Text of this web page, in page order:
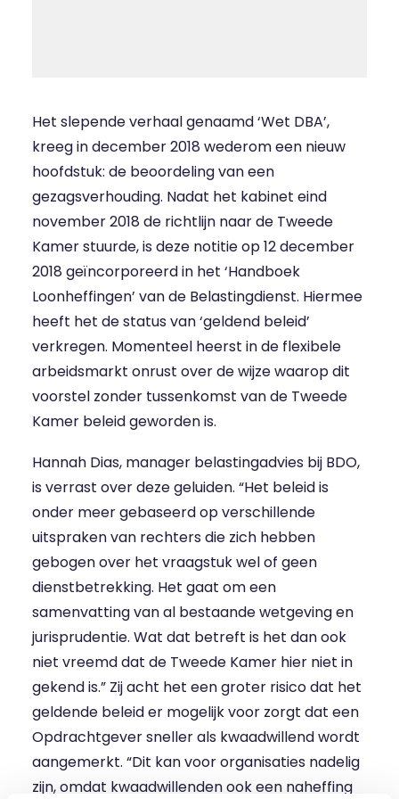
Het slepende verhaal genaamd ‘Wet DBA’,
kreeg in december 2018 wederom een nieuw
hoofdstuk: de beoordeling van een
gezagsverhouding. Nadat het kabinet eind
november 2018 de richtlijn naar de Tweede
Kamer stuurde, is deze notitie op 12 december
2018 geïncorporeerd in het ‘Handboek
Loonheffingen’ van de Belastingdienst. Hiermee
heeft het de status van ‘geldend beleid’
verkregen. Momenteel heerst in de flexibele
arbeidsmarkt onrust over de wijze waarop dit
voorstel zonder tussenkomst van de Tweede
Kamer beleid geworden is.
Hannah Dias, manager belastingadvies bij BDO,
is verrast over deze geluiden. “Het beleid is
onder meer gebaseerd op verschillende
uitspraken van rechters die zich hebben
gebogen over het vraagstuk wel of geen
dienstbetrekking. Het gaat om een
samenvatting van al bestaande wetgeving en
jurisprudentie. Wat dat betreft is het dan ook
niet vreemd dat de Tweede Kamer hier niet in
gekend is.” Zij acht het een groter risico dat het
geldende beleid er mogelijk voor zorgt dat een
Opdrachtgever sneller als kwaadwillend wordt
aangemerkt. “Dit kan voor organisaties nadelig
zijn, omdat kwaadwillenden ook een naheffing